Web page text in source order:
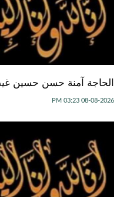
الحاجة آمنة حسن حسين
08-08-2026 03:23 PM